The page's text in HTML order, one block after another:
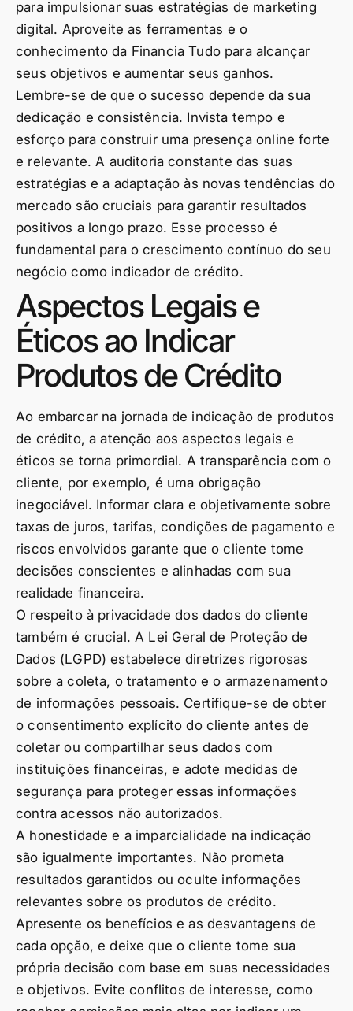
para impulsionar suas estratégias de marketing
digital. Aproveite as ferramentas e o
conhecimento da Financia Tudo para alcançar
seus objetivos e aumentar seus ganhos.
Lembre-se de que o sucesso depende da sua
dedicação e consistência. Invista tempo e
esforço para construir uma presença online forte
e relevante. A auditoria constante das suas
estratégias e a adaptação às novas tendências do
mercado são cruciais para garantir resultados
positivos a longo prazo. Esse processo é
fundamental para o crescimento contínuo do seu
negócio como indicador de crédito.
Aspectos Legais e
Éticos ao Indicar
Produtos de Crédito
Ao embarcar na jornada de indicação de produtos
de crédito, a atenção aos aspectos legais e
éticos se torna primordial. A transparência com o
cliente, por exemplo, é uma obrigação
inegociável. Informar clara e objetivamente sobre
taxas de juros, tarifas, condições de pagamento e
riscos envolvidos garante que o cliente tome
decisões conscientes e alinhadas com sua
realidade financeira.
O respeito à privacidade dos dados do cliente
também é crucial. A Lei Geral de Proteção de
Dados (LGPD) estabelece diretrizes rigorosas
sobre a coleta, o tratamento e o armazenamento
de informações pessoais. Certifique-se de obter
o consentimento explícito do cliente antes de
coletar ou compartilhar seus dados com
instituições financeiras, e adote medidas de
segurança para proteger essas informações
contra acessos não autorizados.
A honestidade e a imparcialidade na indicação
são igualmente importantes. Não prometa
resultados garantidos ou oculte informações
relevantes sobre os produtos de crédito.
Apresente os benefícios e as desvantagens de
cada opção, e deixe que o cliente tome sua
própria decisão com base em suas necessidades
e objetivos. Evite conflitos de interesse, como